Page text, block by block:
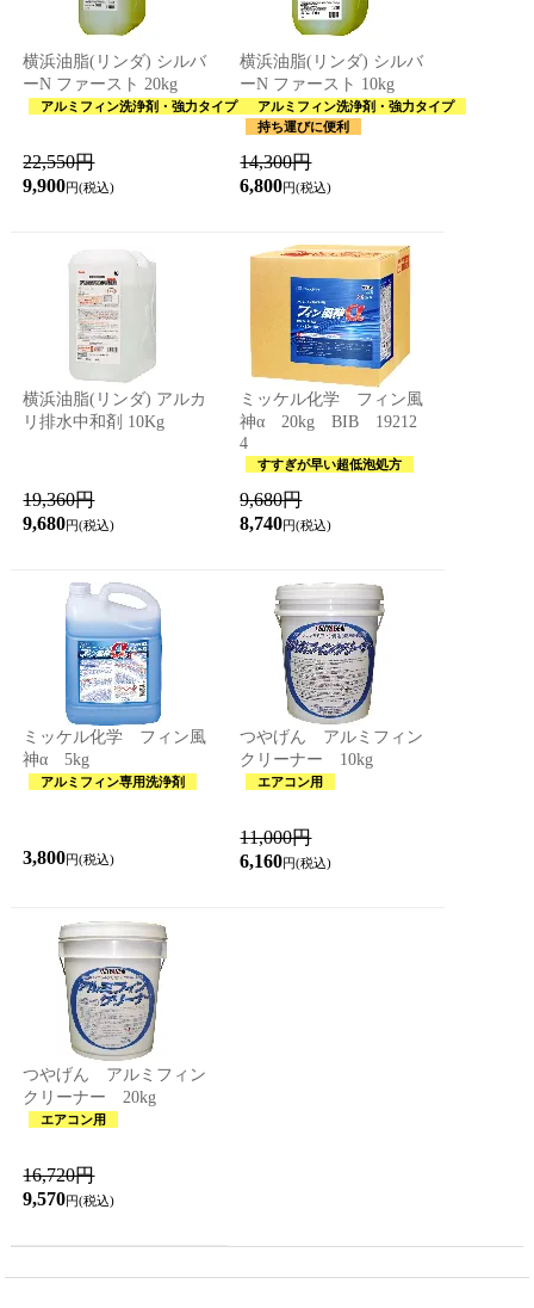
横浜油脂(リンダ) シルバ
ーN ファースト 20kg
アルミフィン洗浄剤・強力タイプ
22,550円
9,900円(税込)
横浜油脂(リンダ) シルバ
ーN ファースト 10kg
アルミフィン洗浄剤・強力タイプ
持ち運びに便利
14,300円
6,800円(税込)
横浜油脂(リンダ) アルカ
リ排水中和剤 10Kg
19,360円
9,680円(税込)
ミッケル化学 フィン風
神α 20kg BIB 19212
4
すすぎが早い超低泡処方
9,680円
8,740円(税込)
ミッケル化学 フィン風
神α 5kg
アルミフィン専用洗浄剤
3,800円(税込)
つやげん アルミフィン
クリーナー 10kg
エアコン用
11,000円
6,160円(税込)
つやげん アルミフィン
クリーナー 20kg
エアコン用
16,720円
9,570円(税込)